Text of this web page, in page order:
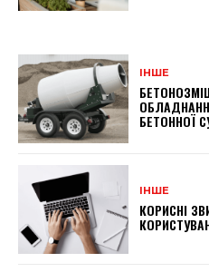
ІНШЕ
БЕТОННОЇ
ІНШЕ
КОРИСНІ